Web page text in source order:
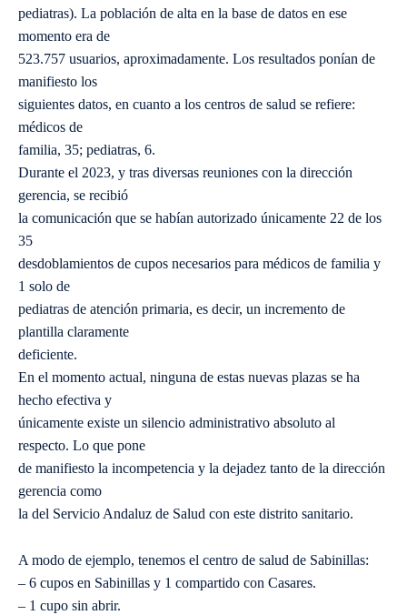
pediatras). La población de alta en la base de datos en ese
momento era de
523.757 usuarios, aproximadamente. Los resultados ponían de
manifiesto los
siguientes datos, en cuanto a los centros de salud se refiere:
médicos de
familia, 35; pediatras, 6.
Durante el 2023, y tras diversas reuniones con la dirección
gerencia, se recibió
la comunicación que se habían autorizado únicamente 22 de los
35
desdoblamientos de cupos necesarios para médicos de familia y
1 solo de
pediatras de atención primaria, es decir, un incremento de
plantilla claramente
deficiente.
En el momento actual, ninguna de estas nuevas plazas se ha
hecho efectiva y
únicamente existe un silencio administrativo absoluto al
respecto. Lo que pone
de manifiesto la incompetencia y la dejadez tanto de la dirección
gerencia como
la del Servicio Andaluz de Salud con este distrito sanitario.
A modo de ejemplo, tenemos el centro de salud de Sabinillas:
– 6 cupos en Sabinillas y 1 compartido con Casares.
– 1 cupo sin abrir.